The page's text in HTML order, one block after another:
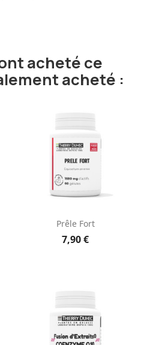
acheté ce
acheté :
Prêle Fort
7,90 €